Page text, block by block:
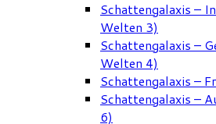
Schattengalaxis –
Welten 3)
Schattengalaxis –
Welten 4)
Schattengalaxis –
Schattengalaxis –
6)